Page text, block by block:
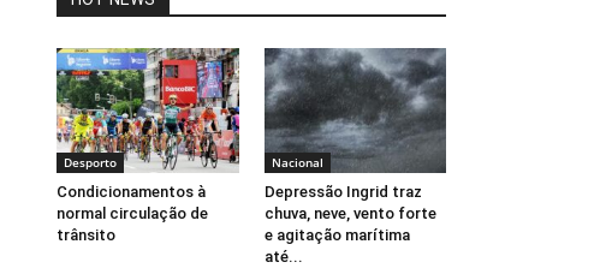
Desporto
Condicionamentos à
normal circulação de
trânsito
Nacional
Depressão Ingrid traz
chuva, neve, vento forte
e agitação marítima
até...